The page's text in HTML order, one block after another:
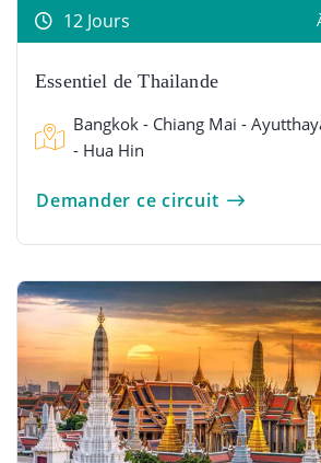
12 Jours
Essentiel de Thailande
Bangkok - Chiang Mai -
- Hua Hin
Demander ce circuit